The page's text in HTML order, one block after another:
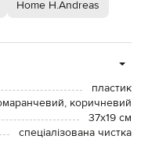
Home H.Andreas
пластик
коричневий
37х19 см
спеціалізована чистка